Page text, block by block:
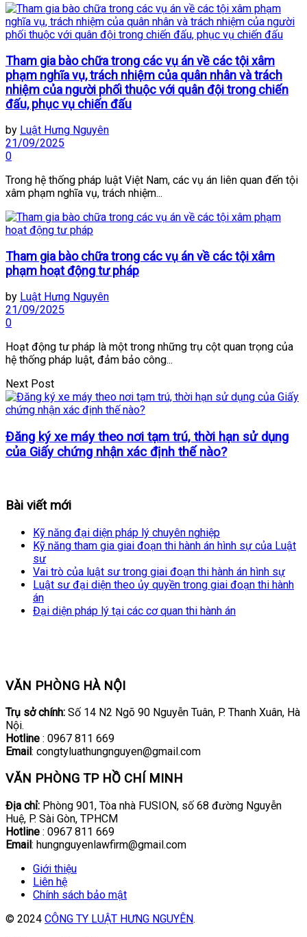
Tham gia bào chữa trong các vụ án về các tội xâm
phạm nghĩa vụ, trách nhiệm của quân nhân và trách
nhiệm của người phối thuộc với quân đội trong chiến
đấu, phục vụ chiến đấu
by Luật Hưng Nguyên
21/09/2025
0
Trong hệ thống pháp luật Việt Nam, các vụ án liên quan đến tội
xâm phạm nghĩa vụ, trách nhiệm...
Tham gia bào chữa trong các vụ án về các tội xâm
phạm hoạt động tư pháp
by Luật Hưng Nguyên
21/09/2025
0
Hoạt động tư pháp là một trong những trụ cột quan trọng của
hệ thống pháp luật, đảm bảo công...
Next Post
Đăng ký xe máy theo nơi tạm trú, thời hạn sử dụng
của Giấy chứng nhận xác định thế nào?
Bài viết mới
Kỹ năng đại diện pháp lý chuyên nghiệp
Kỹ năng tham gia giai đoạn thi hành án hình sự của Luật
sư
Vai trò của luật sư trong giai đoạn thi hành án hình sự
Luật sư đại diện theo ủy quyền trong giai đoạn thi hành
án
Đại diện pháp lý tại các cơ quan thi hành án
VĂN PHÒNG HÀ NỘI
Trụ sở chính: Số 14 N2 Ngõ 90 Nguyễn Tuân, P. Thanh Xuân, Hà
Nội.
Hotline : 0967 811 669
Email : congtyluathungnguyen@gmail.com
VĂN PHÒNG TP HỒ CHÍ MINH
Địa chỉ: Phòng 901, Tòa nhà FUSION, số 68 đường Nguyễn
Huệ, P. Sài Gòn, TPHCM
Hotline : 0967 811 669
Email: hungnguyenlawfirm@gmail.com
Giới thiệu
Liên hệ
Chính sách bảo mật
© 2024 CÔNG TY LUẬT HƯNG NGUYÊN.